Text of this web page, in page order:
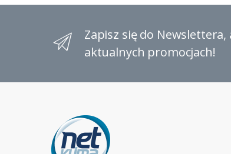
Zapisz się do
aktualnych promocjach!